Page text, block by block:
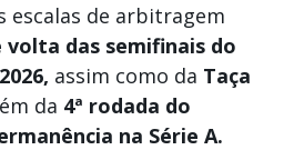
escalas de arbitragem
volta das semifinais do
assim como da Taça
da 4ª rodada do
na Série A.